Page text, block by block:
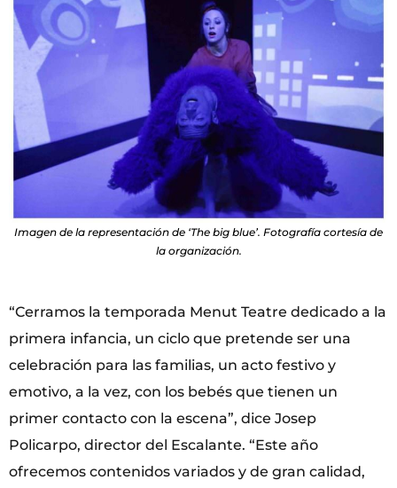
Imagen de la representación de ‘The big blue’. Fotografía cortesía de
la organización.
“Cerramos la temporada Menut Teatre dedicado a la
primera infancia, un ciclo que pretende ser una
celebración para las familias, un acto festivo y
emotivo, a la vez, con los bebés que tienen un
primer contacto con la escena”, dice Josep
Policarpo, director del Escalante. “Este año
ofrecemos contenidos variados y de gran calidad,